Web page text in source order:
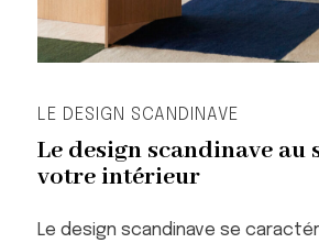
Le design scandinave au
votre intérieur
LE DESIGN SCANDINAVE
Le design scandinave se